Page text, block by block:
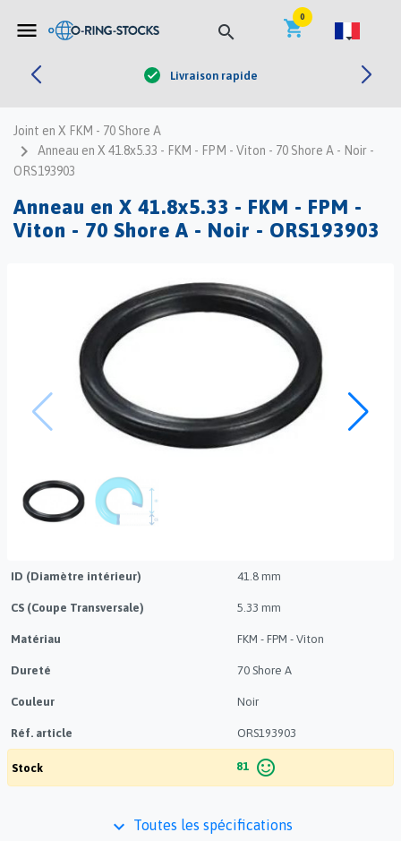
menu search shopping_cart
0
check Livraison rapide
Joint en X FKM - 70 Shore A
navigate_next
Anneau en X 41.8x5.33 - FKM - FPM - Viton - 70 Shore A - Noir -
ORS193903
Anneau en X 41.8x5.33 - FKM - FPM -
Viton - 70 Shore A - Noir - ORS193903


ID (Diamètre intérieur) 41.8 mm
CS (Coupe Transversale) 5.33 mm
Matériau FKM - FPM - Viton
Dureté 70 Shore A
Couleur Noir
Réf. article ORS193903
Stock 81 sentiment_satisfied_alt
keyboard_arrow_down Toutes les spécifications